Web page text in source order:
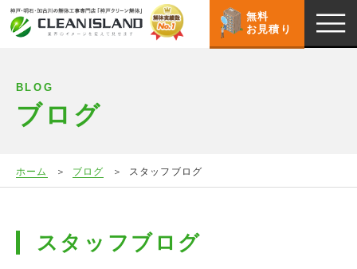
無料
お見積り
BLOG
ブログ
ホーム ブログ スタッフブログ
スタッフブログ